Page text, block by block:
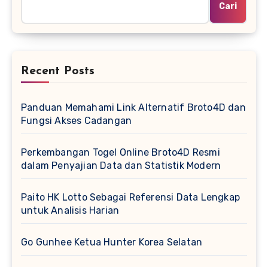
Cari
Recent Posts
Panduan Memahami Link Alternatif Broto4D dan
Fungsi Akses Cadangan
Perkembangan Togel Online Broto4D Resmi
dalam Penyajian Data dan Statistik Modern
Paito HK Lotto Sebagai Referensi Data Lengkap
untuk Analisis Harian
Go Gunhee Ketua Hunter Korea Selatan